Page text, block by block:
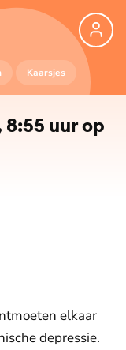
Kaarsjes
8:55 uur op
elkaar
depressie.